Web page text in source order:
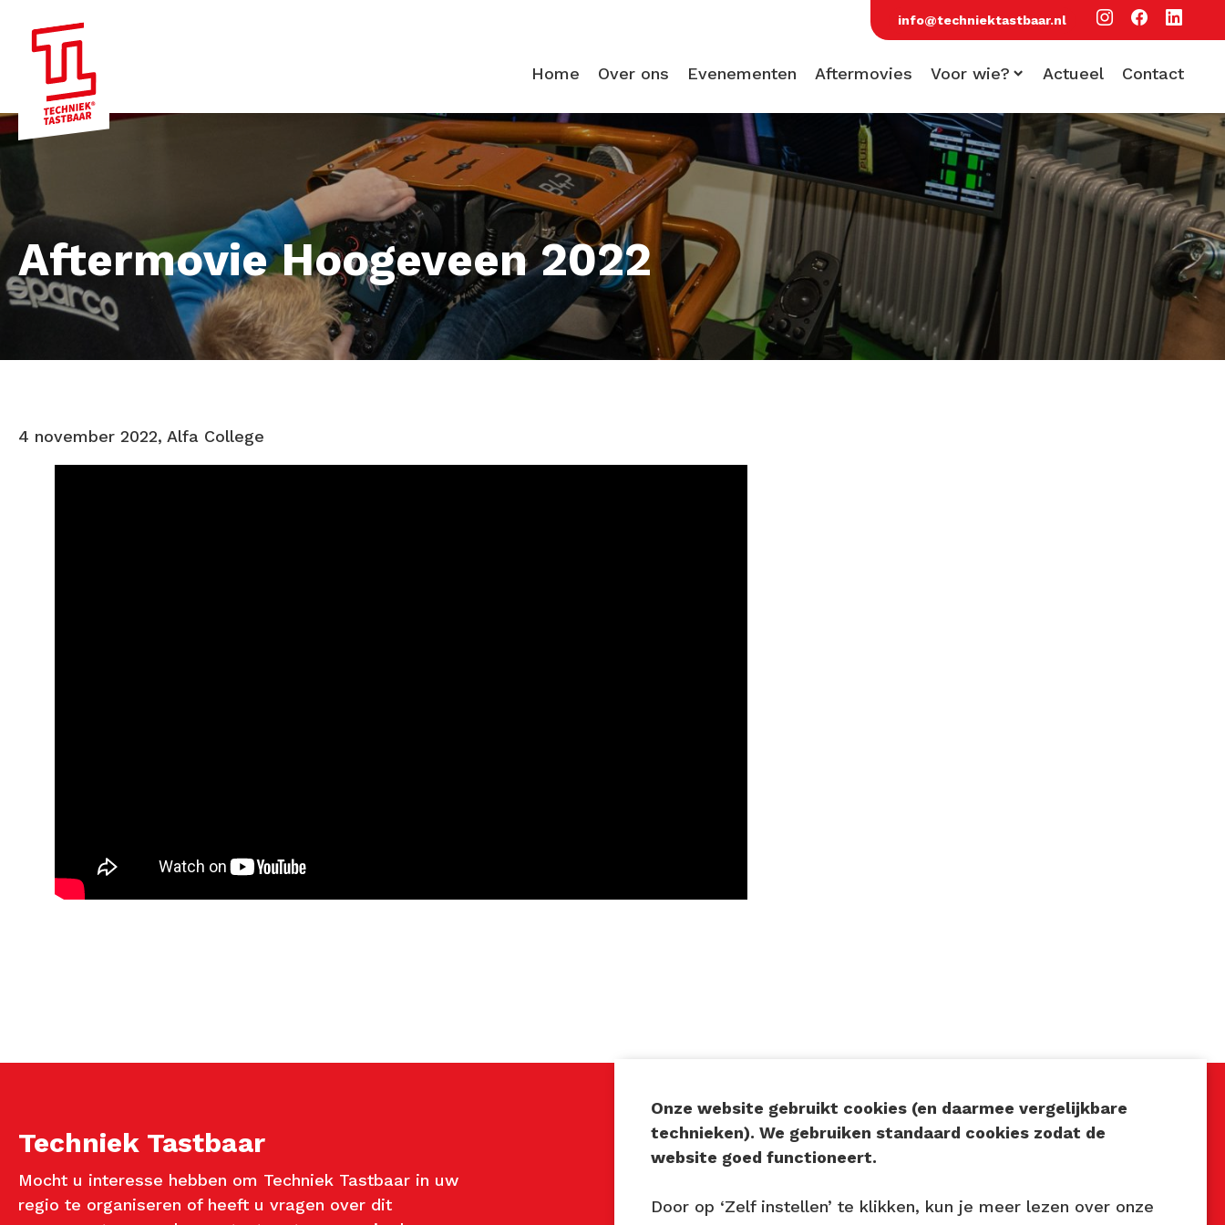
info@techniektastbaar.nl
Home Over ons Evenementen Aftermovies Voor wie?
Voor scholen
Voor bezoekers
Voor bedrijven
Actueel Contact
Aftermovie Hoogeveen 2022
4 november 2022, Alfa College
Techniek Tastbaar
Mocht u interesse hebben om Techniek Tastbaar in uw
regio te organiseren of heeft u vragen over dit
Contact
Telefoon: 06 137 345 47
Volg ons
Onze website gebruikt cookies (en daarmee vergelijkbare
technieken). We gebruiken standaard cookies zodat de
website goed functioneert.
Door op ‘Zelf instellen’ te klikken, kun je meer lezen over onze